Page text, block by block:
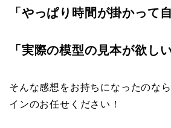
「やっぱり時間が掛かって
「実際の模型の見本が欲しい
そんな感想をお持ちになったのな
インのお任せください！